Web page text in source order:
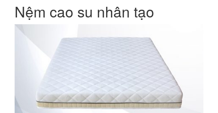
Nệm cao su nhân tạo